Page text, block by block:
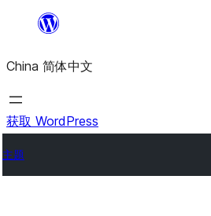
内
容
China 简体中文
获取 WordPress
主题